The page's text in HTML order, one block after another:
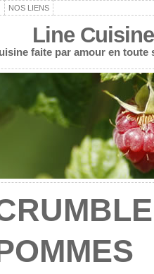
NOS LIENS
Line Cuisine
faite par amour en